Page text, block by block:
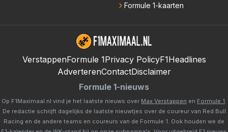
Formule 1-kaarten
VerstappenFormule 1Privacy PolicyF1Headlines
AdverterenContactDisclaimer
Formule 1-nieuws
Op F1Maximaal.nl vind je het laatste nieuws over Max Verstappen en Formule 1.
De redactie schrijft dagelijks de laatste nieuwtjes over de coureur van Red Bull
Racing en de andere teams en coureurs van de Formule 1. Ook houden we de